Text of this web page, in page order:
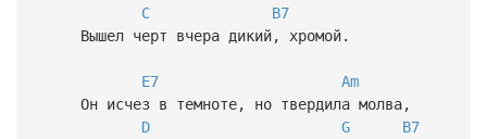
C
B7
Вышел черт вчера дикий, хромой.
E7
Am
Он исчез в темноте, но твердила молва,
D
G
B7